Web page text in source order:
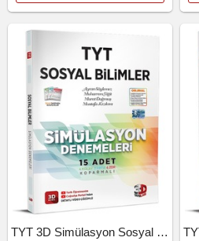
TYT 3D Simülasyon Sosyal Bilimler Denemeleri